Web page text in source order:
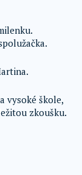
vysoké škole,
zkoušku.